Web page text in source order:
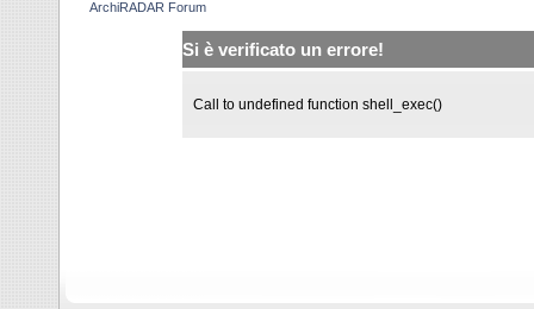
ArchiRADAR Forum
Si è verificato un errore!
Call to undefined function shell_exec()